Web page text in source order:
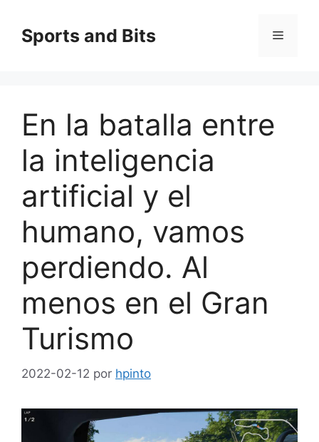
contenido
Sports and Bits Menú
En la batalla entre
la inteligencia
artificial y el
humano, vamos
perdiendo. Al
menos en el Gran
Turismo
2022-02-12 por hpinto